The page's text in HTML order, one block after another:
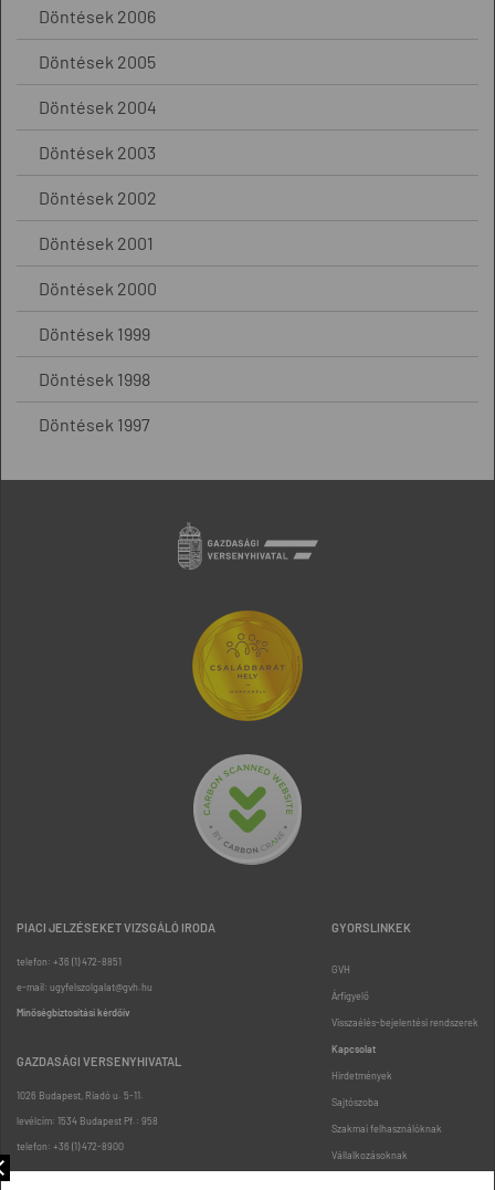
Döntések 2006
Döntések 2005
Döntések 2004
Döntések 2003
Döntések 2002
Döntések 2001
Döntések 2000
Döntések 1999
Döntések 1998
Döntések 1997
PIACI JELZÉSEKET VIZSGÁLÓ IRODA
telefon: +36 (1) 472-8851
e-mail: ugyfelszolgalat@gvh.hu
Minőségbiztosítási kérdőív
GAZDASÁGI VERSENYHIVATAL
1026 Budapest, Riadó u. 5-11.
levélcím: 1534 Budapest Pf.: 958
telefon: +36 (1) 472-8900
GYORSLINKEK
GVH
Árfigyelő
Visszaélés-bejelentési rendszerek
Kapcsolat
Hirdetmények
Sajtószoba
Szakmai felhasználóknak
Vállalkozásoknak